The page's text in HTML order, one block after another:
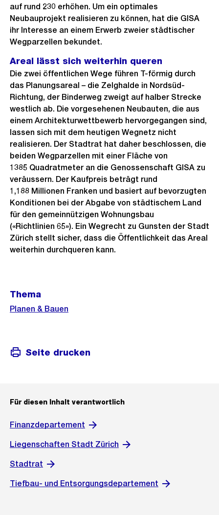
auf rund 230 erhöhen. Um ein optimales
Neubauprojekt realisieren zu können, hat die GISA
ihr Interesse an einem Erwerb zweier städtischer
Wegparzellen bekundet.
Areal lässt sich weiterhin queren
Die zwei öffentlichen Wege führen T-förmig durch
das Planungsareal – die Zelghalde in Nordsüd-
Richtung, der Binderweg zweigt auf halber Strecke
westlich ab. Die vorgesehenen Neubauten, die aus
einem Architekturwettbewerb hervorgegangen sind,
lassen sich mit dem heutigen Wegnetz nicht
realisieren. Der Stadtrat hat daher beschlossen, die
beiden Wegparzellen mit einer Fläche von
1385 Quadratmeter an die Genossenschaft GISA zu
veräussern. Der Kaufpreis beträgt rund
1,188 Millionen Franken und basiert auf bevorzugten
Konditionen bei der Abgabe von städtischem Land
für den gemeinnützigen Wohnungsbau
(«Richtlinien 65»). Ein Wegrecht zu Gunsten der Stadt
Zürich stellt sicher, dass die Öffentlichkeit das Areal
weiterhin durchqueren kann.
Informationen
Thema
Planen & Bauen
Seite drucken
Für diesen Inhalt verantwortlich
Finanzdepartement
Liegenschaften Stadt Zürich
Stadtrat
Tiefbau- und Entsorgungsdepartement